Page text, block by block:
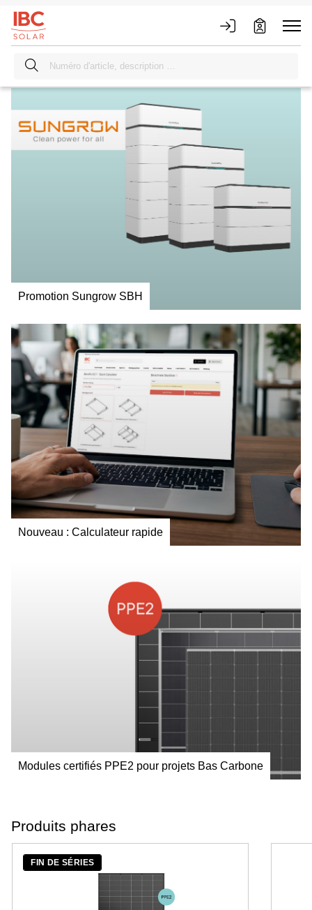
Promotion Sungrow SBH
Nouveau : Calculateur rapide
Modules certifiés PPE2 pour projets Bas Carbone
Produits phares
FIN DE SÉRIES